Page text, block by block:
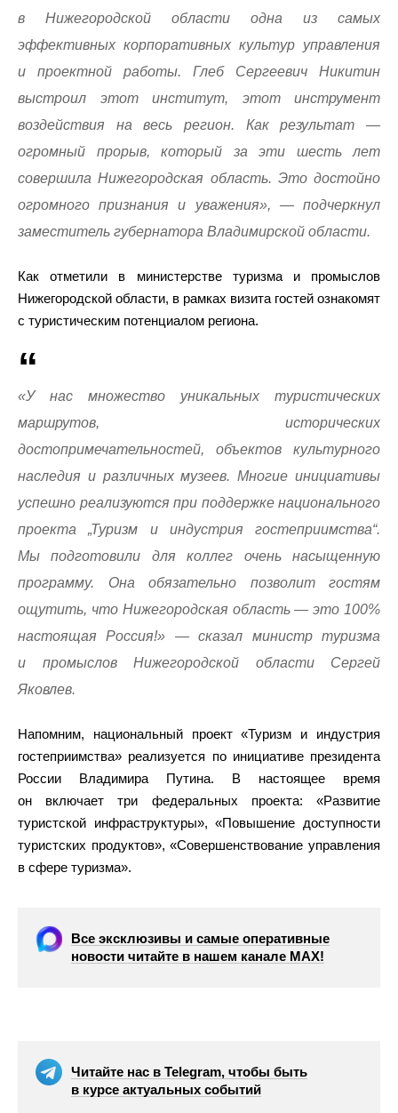
в Нижегородской области одна из самых
эффективных корпоративных культур управления
и проектной работы. Глеб Сергеевич Никитин
выстроил этот институт, этот инструмент
воздействия на весь регион. Как результат —
огромный прорыв, который за эти шесть лет
совершила Нижегородская область. Это достойно
огромного признания и уважения», — подчеркнул
заместитель губернатора Владимирской области.
Как отметили в министерстве туризма и промыслов
Нижегородской области, в рамках визита гостей ознакомят
с туристическим потенциалом региона.
«У нас множество уникальных туристических
маршрутов, исторических
достопримечательностей, объектов культурного
наследия и различных музеев. Многие инициативы
успешно реализуются при поддержке национального
проекта „Туризм и индустрия гостеприимства“.
Мы подготовили для коллег очень насыщенную
программу. Она обязательно позволит гостям
ощутить, что Нижегородская область — это 100%
настоящая Россия!» — сказал министр туризма
и промыслов Нижегородской области Сергей
Яковлев.
Напомним, национальный проект «Туризм и индустрия
гостеприимства» реализуется по инициативе президента
России Владимира Путина. В настоящее время
он включает три федеральных проекта: «Развитие
туристской инфраструктуры», «Повышение доступности
туристских продуктов», «Совершенствование управления
в сфере туризма».
Все эксклюзивы и самые оперативные
новости читайте в нашем канале МАХ!
Читайте нас в Telegram, чтобы быть
в курсе актуальных событий